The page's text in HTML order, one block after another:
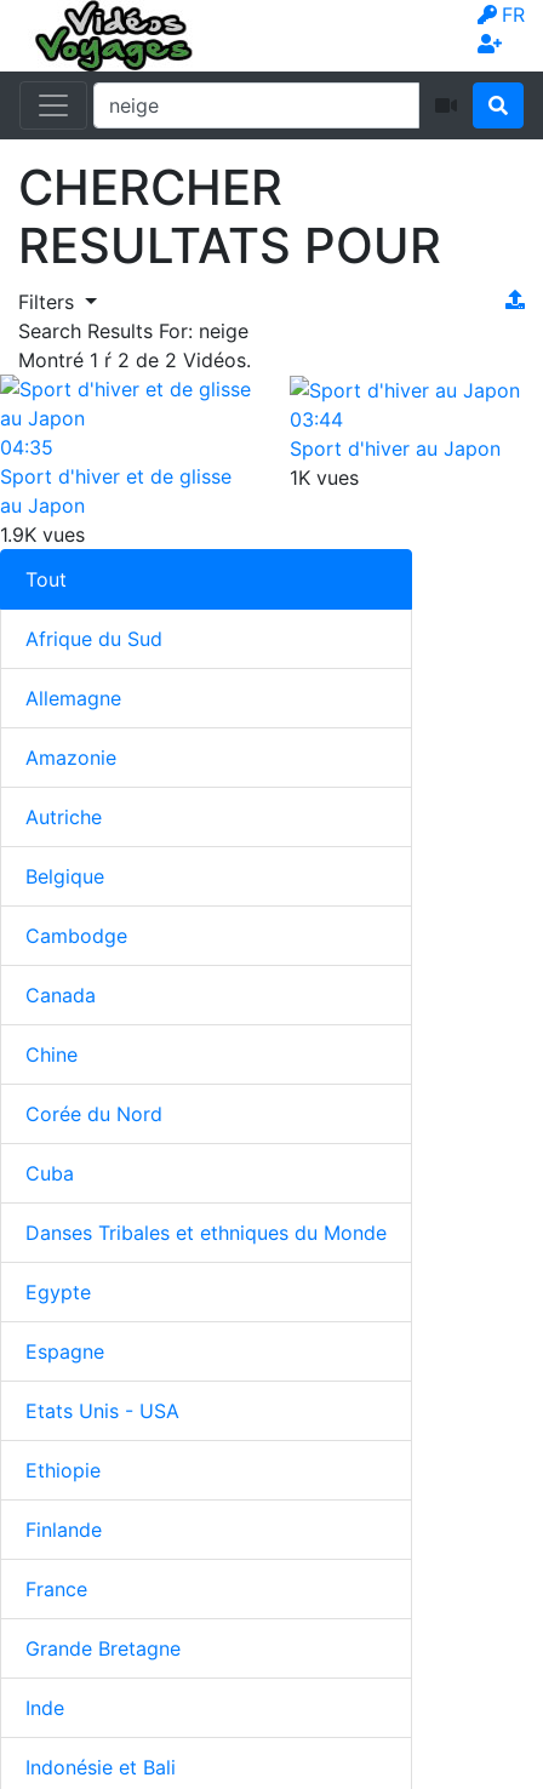
FR
CHERCHER
RESULTATS POUR
Filters
Search Results For: neige
Montré 1 ŕ 2 de 2 Vidéos.
04:35
Sport d'hiver et de glisse
au Japon
1.9K vues
03:44
Sport d'hiver au Japon
1K vues
Tout
Afrique du Sud
Allemagne
Amazonie
Autriche
Belgique
Cambodge
Canada
Chine
Corée du Nord
Cuba
Danses Tribales et ethniques du Monde
Egypte
Espagne
Etats Unis - USA
Ethiopie
Finlande
France
Grande Bretagne
Inde
Indonésie et Bali